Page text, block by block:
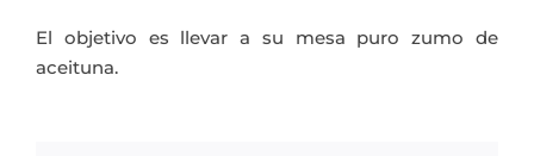
El objetivo es llevar a su mesa puro zumo de
aceituna.